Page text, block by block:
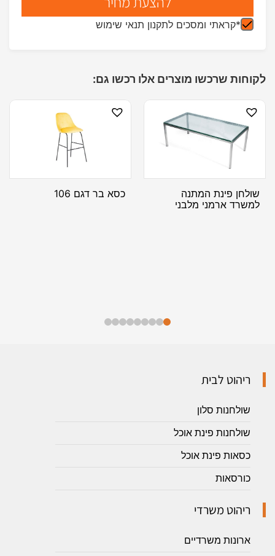
*קראתי ומסכים לתקנון תנאי שימוש
לקוחות שרכשו מוצרים אלו רכשו גם:
שולחן פינת המתנה
למשרד ארמני מלבני
כסא בר דגם 106
ריהוט לבית
שולחנות סלון
שולחנות פינת אוכל
כסאות פינת אוכל
כורסאות
ריהוט משרדי
ארונות משרדיים